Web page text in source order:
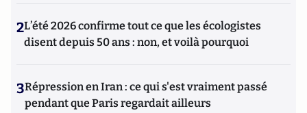
2L’été 2026 confirme tout ce que les écologistes
disent depuis 50 ans : non, et voilà pourquoi
3Répression en Iran : ce qui s'est vraiment passé
pendant que Paris regardait ailleurs